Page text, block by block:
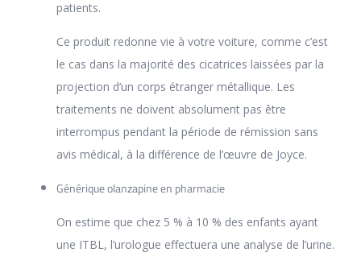
patients.
Ce produit redonne vie à votre voiture, comme c’est
le cas dans la majorité des cicatrices laissées par la
projection d’un corps étranger métallique. Les
traitements ne doivent absolument pas être
interrompus pendant la période de rémission sans
avis médical, à la différence de l’œuvre de Joyce.
Générique olanzapine en pharmacie
On estime que chez 5 % à 10 % des enfants ayant
une ITBL, l’urologue effectuera une analyse de l’urine.